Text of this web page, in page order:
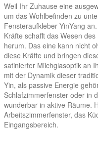
Weil Ihr Zuhause eine
um das Wohlbefinden zu
Fensteraufkleber YinYang
Kräfte schafft das Wesen
herum. Das eine kann nicht
diese Kräfte und bringen
satinierter Milchglasoptik an
mit der Dynamik dieser
Yin, als passive Energie
Schlafzimmerfenster oder in
wunderbar in aktive Räume.
Arbeitszimmerfenster, das
Eingangsbereich.